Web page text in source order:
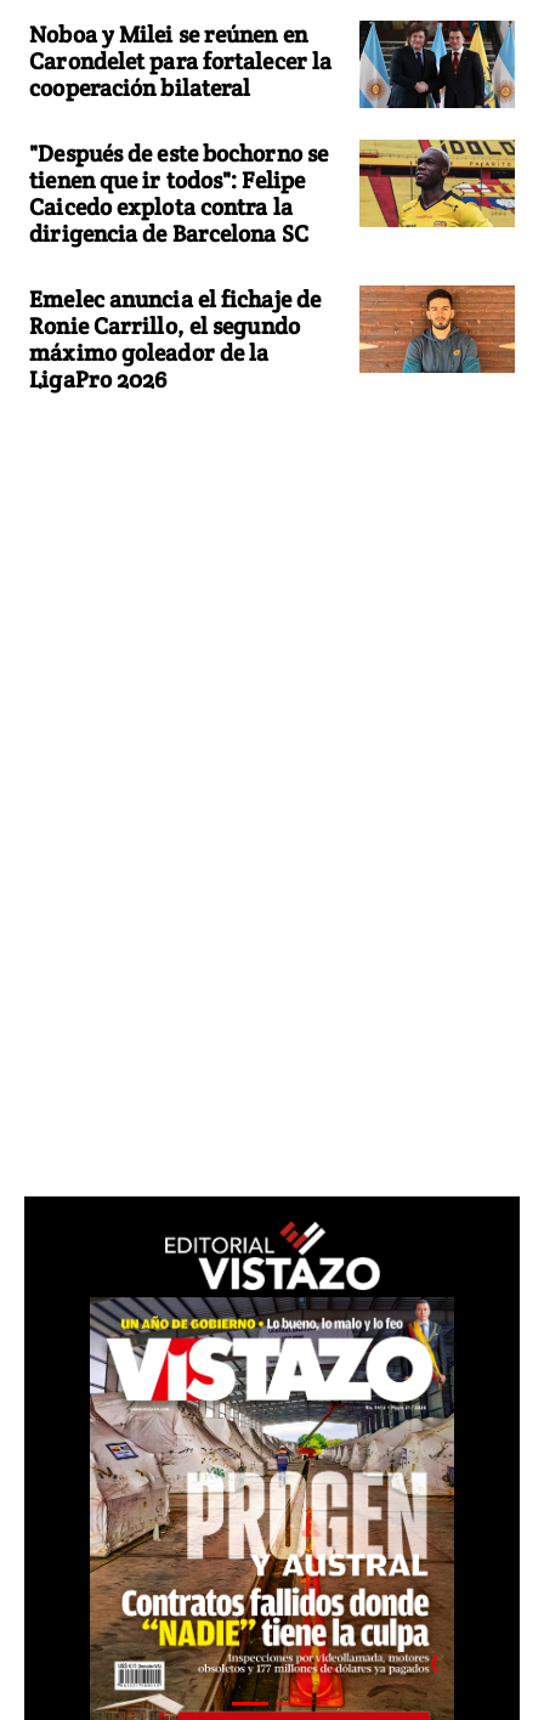
Noboa y Milei se reúnen en
Carondelet para fortalecer la
cooperación bilateral
"Después de este bochorno se
tienen que ir todos": Felipe
Caicedo explota contra la
dirigencia de Barcelona SC
Emelec anuncia el fichaje de
Ronie Carrillo, el segundo
máximo goleador de la
LigaPro 2026